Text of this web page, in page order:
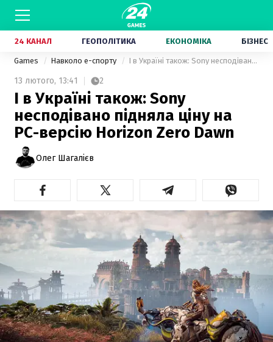
24 КАНАЛ ГЕОПОЛІТИКА ЕКОНОМІКА БІЗНЕС
Games Навколо е-спорту І в Україні також: Sony несподівано підняла ціну на PC-версію Horizon Zero Dawn
13 лютого, 13:41 2
І в Україні також: Sony
несподівано підняла ціну на
PC-версію Horizon Zero Dawn
Олег Шагалієв